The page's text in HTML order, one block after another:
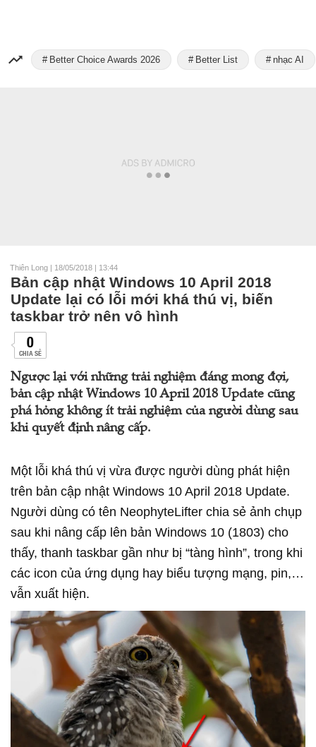
Better Choice Awards 2026 Better List nhạc AI
Thiên Long | 18/05/2018 | 13:44
Bản cập nhật Windows 10 April 2018
Update lại có lỗi mới khá thú vị, biến
taskbar trở nên vô hình
0
CHIA SẺ
Ngược lại với những trải nghiệm đáng mong đợi,
bản cập nhật Windows 10 April 2018 Update cũng
phá hỏng không ít trải nghiệm của người dùng sau
khi quyết định nâng cấp.
Một lỗi khá thú vị vừa được người dùng phát hiện
trên bản cập nhật Windows 10 April 2018 Update.
Người dùng có tên NeophyteLifter chia sẻ ảnh chụp
sau khi nâng cấp lên bản Windows 10 (1803) cho
thấy, thanh taskbar gần như bị “tàng hình”, trong khi
các icon của ứng dụng hay biểu tượng mạng, pin,…
vẫn xuất hiện.